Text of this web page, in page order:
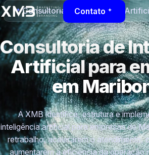
Contato
Consultoria de Inteligência
Consultoria de
Artificial para
em
A XMB identifica, estrutura e
inteligência artificial para empresas de
retrabalho, acelerarem o atendimento,
aumentarem a eficiência da operação